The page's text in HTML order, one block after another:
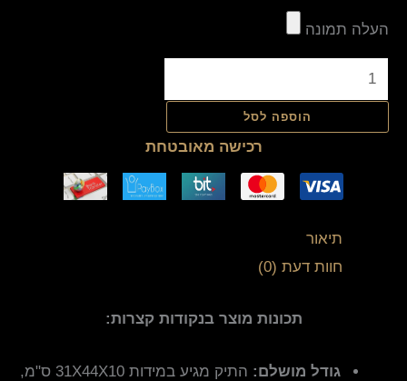
העלה תמונה
הוספה לסל
רכישה מאובטחת
תיאור
חוות דעת (0)
תכונות מוצר בנקודות קצרות:
גודל מושלם:
התיק מגיע במידות 31X44X10 ס"מ,